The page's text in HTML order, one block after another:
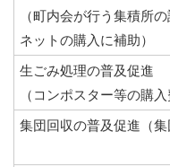
（町内会が行う集積所
ネットの購入に補助）
生ごみ処理の普及促進
（コンポスター等の購
集団回収の普及促進（集